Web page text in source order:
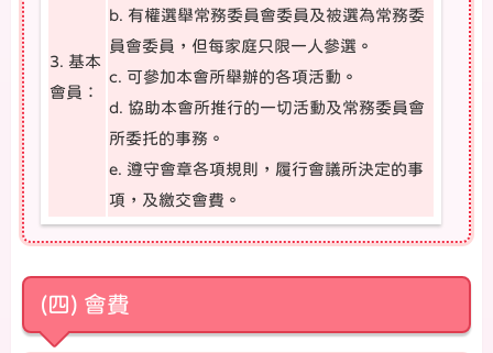
3. 基本
會員：
b. 有權選舉常務委員會委員及被選為常務委
員會委員，但每家庭只限一人參選。
c. 可參加本會所舉辦的各項活動。
d. 協助本會所推行的一切活動及常務委員會
所委托的事務。
e. 遵守會章各項規則，履行會議所決定的事
項，及繳交會費。
(四) 會費